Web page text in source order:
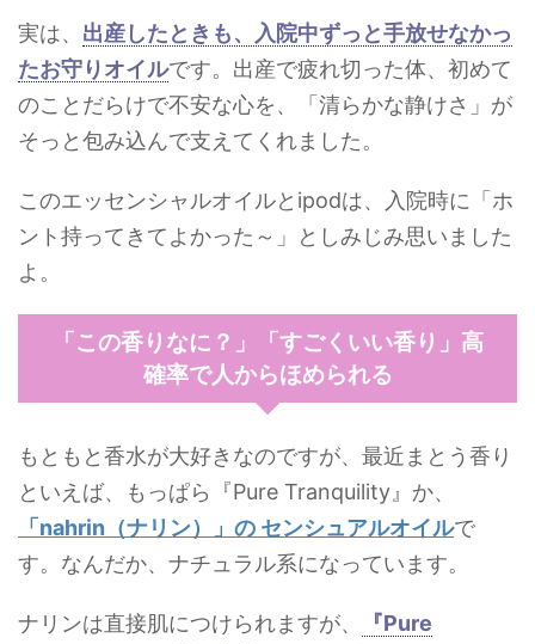
実は、 出産したときも、入院中ずっと手放せなかっ
たお守りオイルです。出産で疲れ切った体、初めて
のことだらけで不安な心を、「清らかな静けさ」が
そっと包み込んで支えてくれました。
このエッセンシャルオイルとipodは、入院時に「ホ
ント持ってきてよかった～」としみじみ思いました
よ。
「この香りなに？」「すごくいい香り」高
確率で人からほめられる
もともと香水が大好きなのですが、最近まとう香り
といえば、もっぱら
『Pure Tranquility』 か、
「nahrin（ナリン）」の センシュアルオイルで
す。なんだか、ナチュラル系になっています。
ナリンは直接肌につけられますが、
『Pure